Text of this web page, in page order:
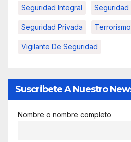
Seguridad Integral Seguridad
Seguridad Privada Terrorismo
Vigilante De Seguridad
Suscribete A Nuestro
Nombre o nombre completo